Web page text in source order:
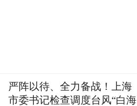
严阵以待、全力备战！上海
市委书记检查调度台风“白海